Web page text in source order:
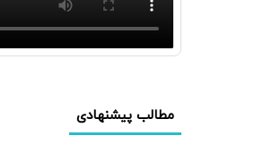
مطالب پیشنهادی